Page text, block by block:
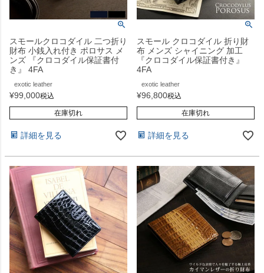
スモールクロコダイル 二つ折り
財布 小銭入れ付き ポロサス メ
ンズ 『クロコダイル保証書付
き』 4FA
exotic leather
¥99,000税込
在庫切れ
詳細を見る
スモール クロコダイル 折り財
布 メンズ シャイニング 加工
『クロコダイル保証書付き』
4FA
exotic leather
¥96,800税込
在庫切れ
詳細を見る